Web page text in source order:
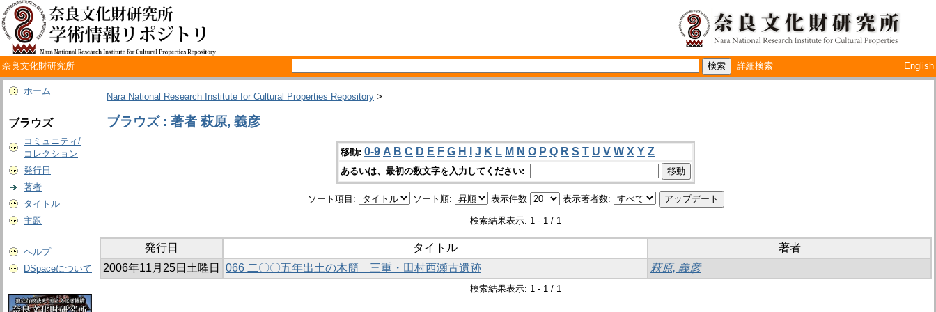
奈良文化財研究所 詳細検索 English
ホーム
ブラウズ
コミュニティ/
コレクション
発行日
著者
タイトル
主題
ヘルプ
DSpaceについて
Nara National Research Institute for Cultural Properties Repository >
ブラウズ : 著者 萩原, 義彦
移動: 0-9 A B C D E F G H J K L M N O P Q R S T U V W X Y Z
あるいは、最初の数文字を入力してください:
ソート項目: ソート順: 表示件数 表示著者数:
検索結果表示: 1 - 1 / 1
発行日 タイトル
著者
2006年11月25日土曜日
066 二〇〇五年出土の木簡 三重・田村西瀬古遺跡 萩原, 義彦
検索結果表示: 1 - 1 / 1